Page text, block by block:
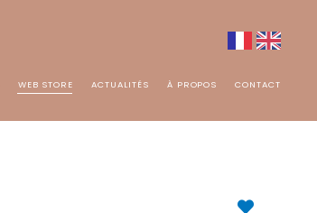
WEB STORE ACTUALITÉS À PROPOS CONTACT